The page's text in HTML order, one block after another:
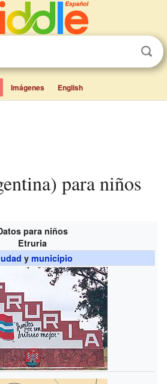
Imágenes English
para niños
para niños
Etruria
y municipio